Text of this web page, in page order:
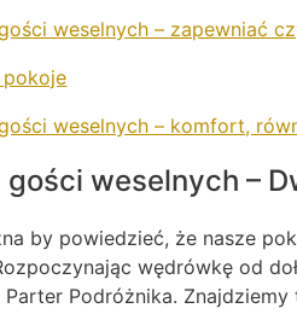
weselnych – zapewniać
weselnych – komfort,
weselnych –
by powiedzieć, że nasze
wędrówkę od
Podróżnika.